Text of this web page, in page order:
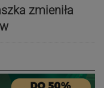
zmieniła